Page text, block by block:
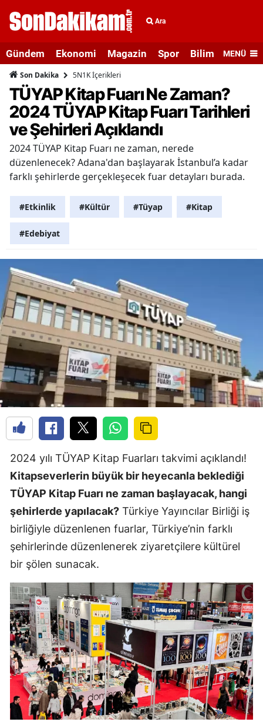
Ara
Gündem Ekonomi Magazin Spor Bilim veMENÜ
Son Dakika 5N1K İçerikleri
TÜYAP Kitap Fuarı Ne Zaman?
2024 TÜYAP Kitap Fuarı Tarihleri
ve Şehirleri Açıklandı
2024 TÜYAP Kitap Fuarı ne zaman, nerede
düzenlenecek? Adana'dan başlayarak İstanbul’a kadar
farklı şehirlerde gerçekleşecek fuar detayları burada.
#Etkinlik #Kültür #Tüyap #Kitap
#Edebiyat
2024 yılı TÜYAP Kitap Fuarları takvimi açıklandı!
Kitapseverlerin büyük bir heyecanla beklediği
TÜYAP Kitap Fuarı ne zaman başlayacak, hangi
şehirlerde yapılacak? Türkiye Yayıncılar Birliği iş
birliğiyle düzenlenen fuarlar, Türkiye’nin farklı
şehirlerinde düzenlenerek ziyaretçilere kültürel
bir şölen sunacak.